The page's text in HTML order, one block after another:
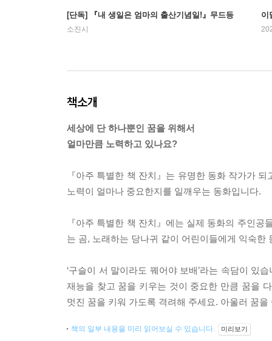
[단독] 『내 생일은 엄마의 출산기념일!』무드등
소진시
이
책소개
세상에 단 하나뿐인 꿈을 위해서
얼마만큼 노력하고 있나요?
『아주 특별한 책 잔치』는 유명한 동화 작가가
노력이 얼마나 중요한지를 일깨우는 동화입니다.
『아주 특별한 책 잔치』에는 실제 동화의 주인
는 곰, 노래하는 당나귀 같이 어린이들에게 익숙
‘구슬이 서 말이라도 꿰어야 보배’라는 속담이 있
재능을 찾고 꿈을 키우는 것이 중요한 만큼 꿈을
멋진 꿈을 키워 가도록 격려해 주세요. 아울러 꿈
책의 일부 내용을 미리 읽어보실 수 있습니다. 미리보기